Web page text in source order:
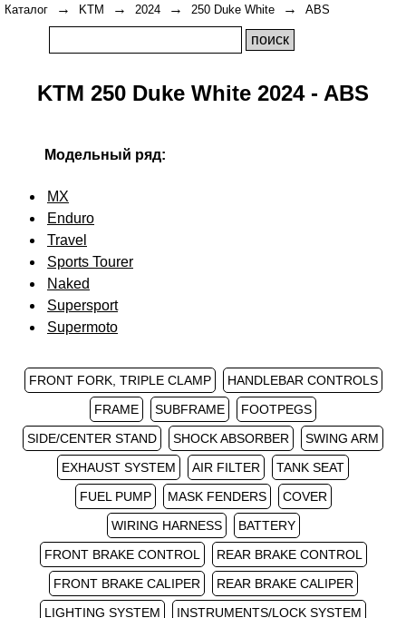
Каталог → KTM → 2024 → 250 Duke White → ABS
KTM 250 Duke White 2024 - ABS
Модельный ряд:
MX
Enduro
Travel
Sports Tourer
Naked
Supersport
Supermoto
FRONT FORK, TRIPLE CLAMP
HANDLEBAR CONTROLS
FRAME
SUBFRAME
FOOTPEGS
SIDE/CENTER STAND
SHOCK ABSORBER
SWING ARM
EXHAUST SYSTEM
AIR FILTER
TANK SEAT
FUEL PUMP
MASK FENDERS
COVER
WIRING HARNESS
BATTERY
FRONT BRAKE CONTROL
REAR BRAKE CONTROL
FRONT BRAKE CALIPER
REAR BRAKE CALIPER
LIGHTING SYSTEM
INSTRUMENTS/LOCK SYSTEM